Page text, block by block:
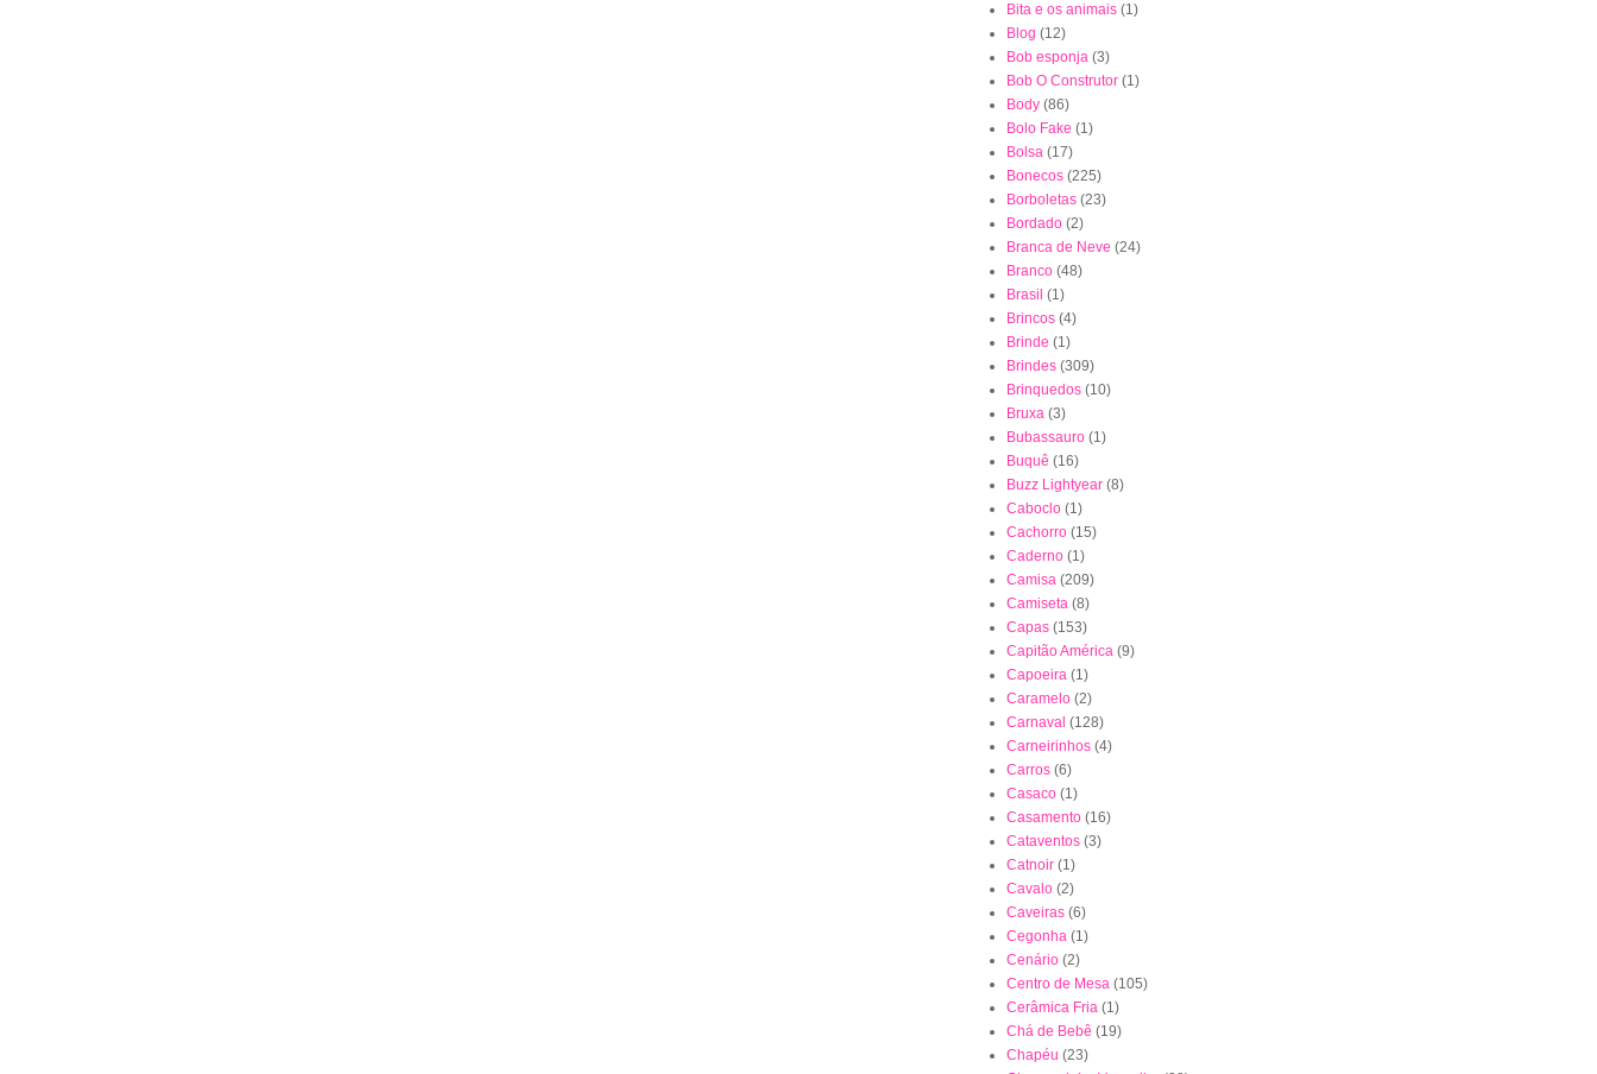
Bita e os animais (1)
Blog (12)
Bob esponja (3)
Bob O Construtor (1)
Body (86)
Bolo Fake (1)
Bolsa (17)
Bonecos (225)
Borboletas (23)
Bordado (2)
Branca de Neve (24)
Branco (48)
Brasil (1)
Brincos (4)
Brinde (1)
Brindes (309)
Brinquedos (10)
Bruxa (3)
Bubassauro (1)
Buquê (16)
Buzz Lightyear (8)
Caboclo (1)
Cachorro (15)
Caderno (1)
Camisa (209)
Camiseta (8)
Capas (153)
Capitão América (9)
Capoeira (1)
Caramelo (2)
Carnaval (128)
Carneirinhos (4)
Carros (6)
Casaco (1)
Casamento (16)
Cataventos (3)
Catnoir (1)
Cavalo (2)
Caveiras (6)
Cegonha (1)
Cenário (2)
Centro de Mesa (105)
Cerâmica Fria (1)
Chá de Bebê (19)
Chapéu (23)